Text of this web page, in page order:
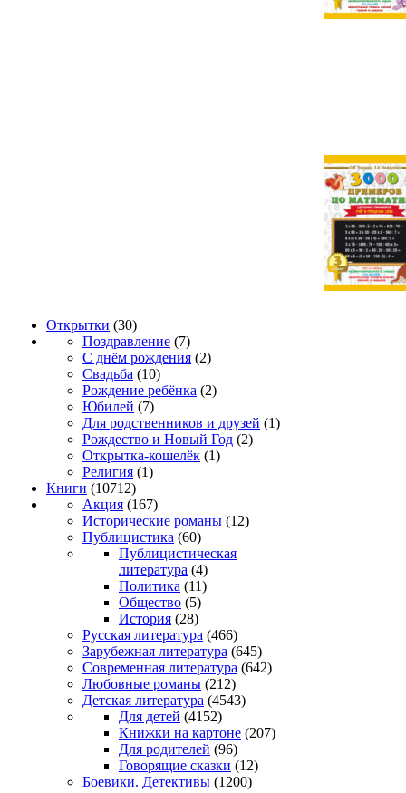
Открытки (30)
Поздравление (7)
С днём рождения (2)
Свадьба (10)
Рождение ребёнка (2)
Юбилей (7)
Для родственников и друзей (1)
Рождество и Новый Год (2)
Открытка-кошелёк (1)
Религия (1)
Книги (10712)
Акция (167)
Исторические романы (12)
Публицистика (60)
Публицистическая
литература (4)
Политика (11)
Общество (5)
История (28)
Русская литература (466)
Зарубежная литература (645)
Современная литература (642)
Любовные романы (212)
Детская литература (4543)
Для детей (4152)
Книжки на картоне (207)
Для родителей (96)
Говорящие сказки (12)
Боевики. Детективы (1200)